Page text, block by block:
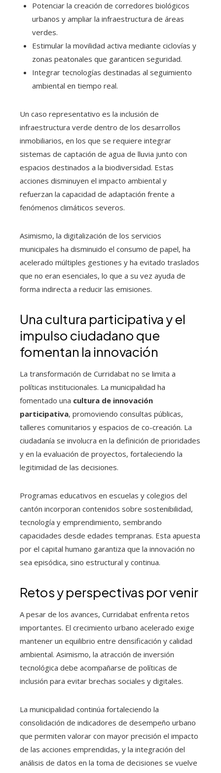
Potenciar la creación de corredores biológicos
urbanos y ampliar la infraestructura de áreas
verdes.
Estimular la movilidad activa mediante ciclovías y
zonas peatonales que garanticen seguridad.
Integrar tecnologías destinadas al seguimiento
ambiental en tiempo real.
Un caso representativo es la inclusión de
infraestructura verde dentro de los desarrollos
inmobiliarios, en los que se requiere integrar
sistemas de captación de agua de lluvia junto con
espacios destinados a la biodiversidad. Estas
acciones disminuyen el impacto ambiental y
refuerzan la capacidad de adaptación frente a
fenómenos climáticos severos.
Asimismo, la digitalización de los servicios
municipales ha disminuido el consumo de papel, ha
acelerado múltiples gestiones y ha evitado traslados
que no eran esenciales, lo que a su vez ayuda de
forma indirecta a reducir las emisiones.
Una cultura participativa y el
impulso ciudadano que
fomentan la innovación
La transformación de Curridabat no se limita a
políticas institucionales. La municipalidad ha
fomentado una cultura de innovación
participativa, promoviendo consultas públicas,
talleres comunitarios y espacios de co-creación. La
ciudadanía se involucra en la definición de prioridades
y en la evaluación de proyectos, fortaleciendo la
legitimidad de las decisiones.
Programas educativos en escuelas y colegios del
cantón incorporan contenidos sobre sostenibilidad,
tecnología y emprendimiento, sembrando
capacidades desde edades tempranas. Esta apuesta
por el capital humano garantiza que la innovación no
sea episódica, sino estructural y continua.
Retos y perspectivas por venir
A pesar de los avances, Curridabat enfrenta retos
importantes. El crecimiento urbano acelerado exige
mantener un equilibrio entre densificación y calidad
ambiental. Asimismo, la atracción de inversión
tecnológica debe acompañarse de políticas de
inclusión para evitar brechas sociales y digitales.
La municipalidad continúa fortaleciendo la
consolidación de indicadores de desempeño urbano
que permiten valorar con mayor precisión el impacto
de las acciones emprendidas, y la integración del
análisis de datos en la toma de decisiones se vuelve